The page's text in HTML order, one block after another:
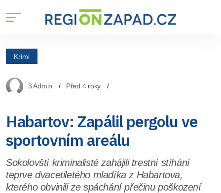
Krimi
3 Admin Před 4 roky
Habartov: Zapálil pergolu ve
sportovním areálu
Sokolovští kriminalisté zahájili trestní stíhání
teprve dvacetiletého mladíka z Habartova,
kterého obvinili ze spáchání přečinu poškození